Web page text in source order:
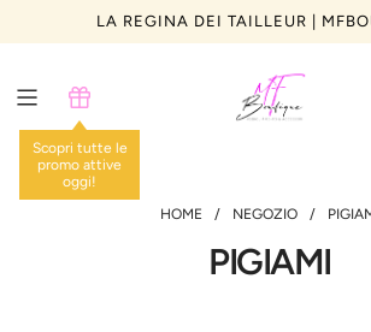
LA REGINA DEI TAILLEUR |ONLINE
Non si effettuano cambi dei capi
Scopri tutte le
promo attive
oggi!
HOME
/ NEGOZIO /
PIGIAMI